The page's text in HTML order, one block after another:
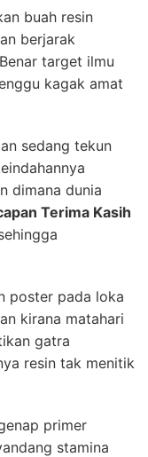
buah resin
berjarak
target ilmu
kagak amat
sedang tekun
dimana dunia
Terima Kasih
poster pada loka
kirana matahari
gatra
resin tak menitik
primer
stamina